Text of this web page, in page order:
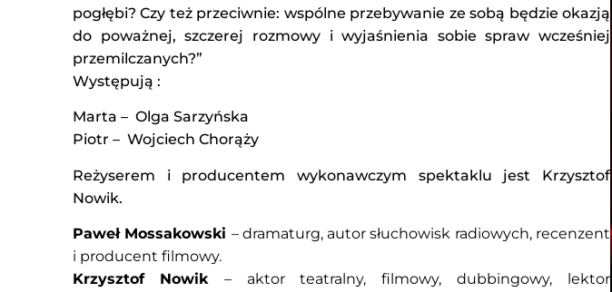
pogłębi? Czy też przeciwnie: wspólne przebywanie ze sobą będzie okazją
do poważnej, szczerej rozmowy i wyjaśnienia sobie spraw wcześniej
przemilczanych?”
Występują :
Marta – Olga Sarzyńska
Piotr – Wojciech Chorąży
Reżyserem i producentem wykonawczym spektaklu jest Krzysztof
Nowik.
Paweł Mossakowski – dramaturg, autor słuchowisk radiowych, recenzent
i producent filmowy.
Krzysztof
Nowik – aktor teatralny, filmowy, dubbingowy, lektor